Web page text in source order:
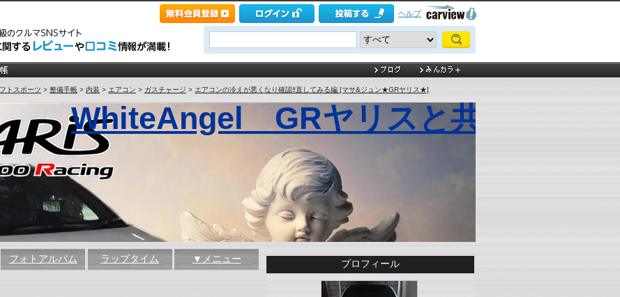
ヘルプ
トスポーツ > 整備手帳 > 内装 > エアコン > ガスチャージ > エアコンの冷えが悪くなり確認‼️直してみる編 [マサ&ジュン★GRヤリス★]
WhiteAngel GRヤリスと共に
フォトアルバム ラップタイム ▼メニュー プロフィール